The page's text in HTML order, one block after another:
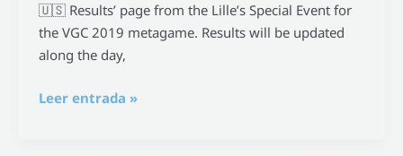
🇺🇸 Results’ page from the Lille’s Special Event for
the VGC 2019 metagame. Results will be updated
along the day,
Leer entrada »